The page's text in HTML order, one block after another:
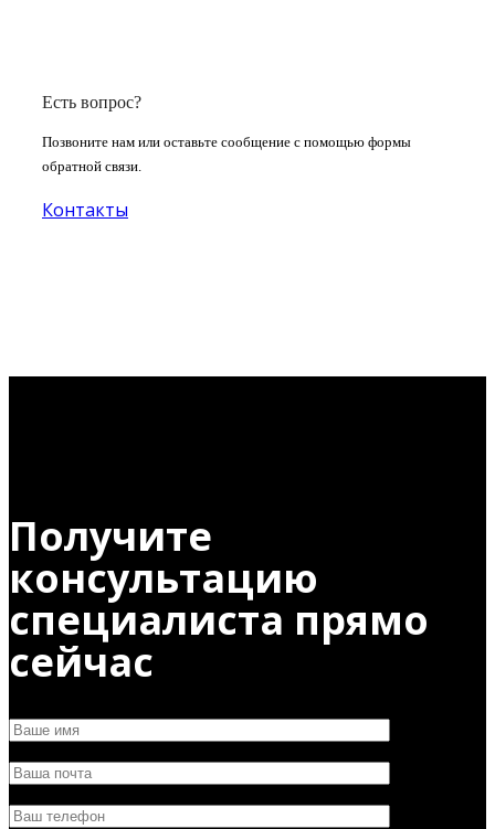
Есть вопрос?
Позвоните нам или оставьте сообщение с помощью формы
обратной связи.
Контакты
Получите
консультацию
специалиста прямо
сейчас